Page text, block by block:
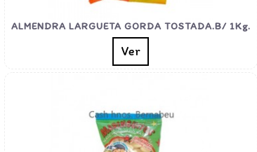
ALMENDRA LARGUETA GORDA TOSTADA.B/ 1Kg.
Ver